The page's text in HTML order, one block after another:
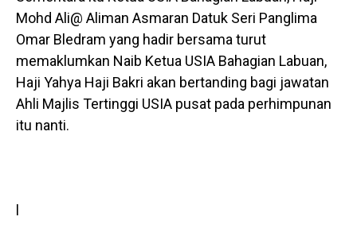
Mohd Ali@ Aliman Asmaran Datuk Seri Panglima
Omar Bledram yang hadir bersama turut
memaklumkan Naib Ketua USIA Bahagian Labuan,
Haji Yahya Haji Bakri akan bertanding bagi jawatan
Ahli Majlis Tertinggi USIA pusat pada perhimpunan
itu nanti.